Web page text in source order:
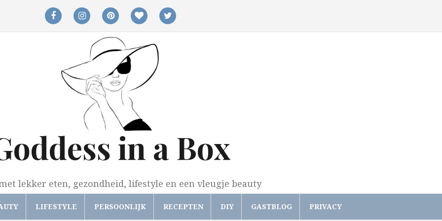
facebookinstagrampinterestbloglovintwitter
in a Box
lekker eten, gezondheid, lifestyle en een vleugje beauty
LIFESTYLE PERSOONLIJK RECEPTEN DIY GASTBLOG PRIVACY